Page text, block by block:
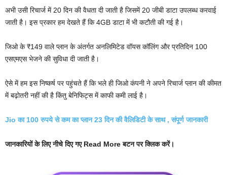
अभी उसी रिचार्ज में 20 दिन की वैधता दी जाती है जिसमें 20 जीबी डाटा उपलब्ध करवाई
जाती है। इस प्रकार हम देखते हैं कि 4GB डाटा में भी कटौती की गई है।
जिओ के ₹149 वाले प्लान के अंतर्गत अनलिमिटेड वॉयस कॉलिंग और प्रतिदिन 100
एसएमएस भेजने की सुविधा दी जाती है।
ऐसे में हम इस निष्कर्ष पर पहुंचते हैं कि भले ही जिओ कंपनी ने अपने रिचार्ज प्लान की कीमत
में बढ़ोतरी नहीं की है किंतु बेनिफिट्स में काफी कमी लाई है।
Jio का 100 रुपये से कम का प्लान 23 दिन की वैलिडिटी के साथ , संपूर्ण जानकारी
जानकारियों के लिए नीचे दिए गए Read More बटन पर क्लिक करें।